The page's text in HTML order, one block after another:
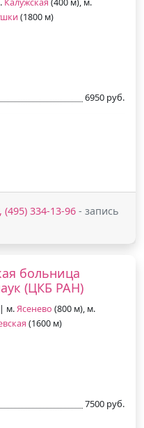
(1800 м)
6950 руб.
(495) 334-13-96 - запись
больница
(ЦКБ РАН)
| м.Ясенево (800 м), м.
(1600 м)
7500 руб.